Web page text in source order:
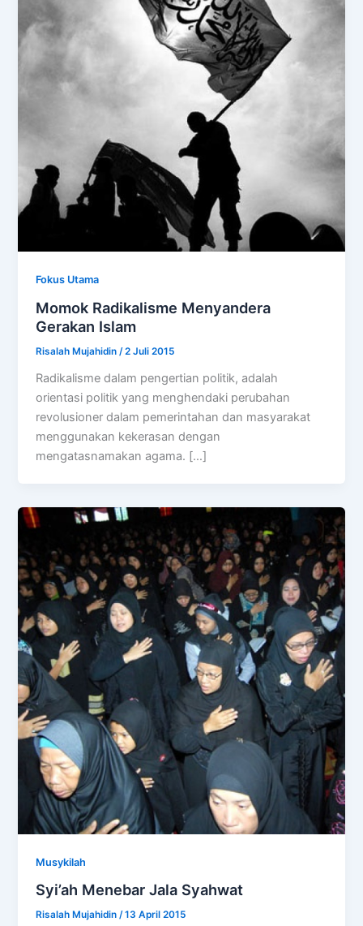
Fokus Utama
Momok Radikalisme Menyandera
Gerakan Islam
Risalah Mujahidin /2 Juli 2015
Radikalisme dalam pengertian politik, adalah
orientasi politik yang menghendaki perubahan
revolusioner dalam pemerintahan dan masyarakat
menggunakan kekerasan dengan
mengatasnamakan agama. […]
Musykilah
Syi’ah Menebar Jala Syahwat
Risalah Mujahidin/13 April 2015